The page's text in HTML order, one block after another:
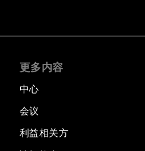
更多内容
中心
会议
利益相关方